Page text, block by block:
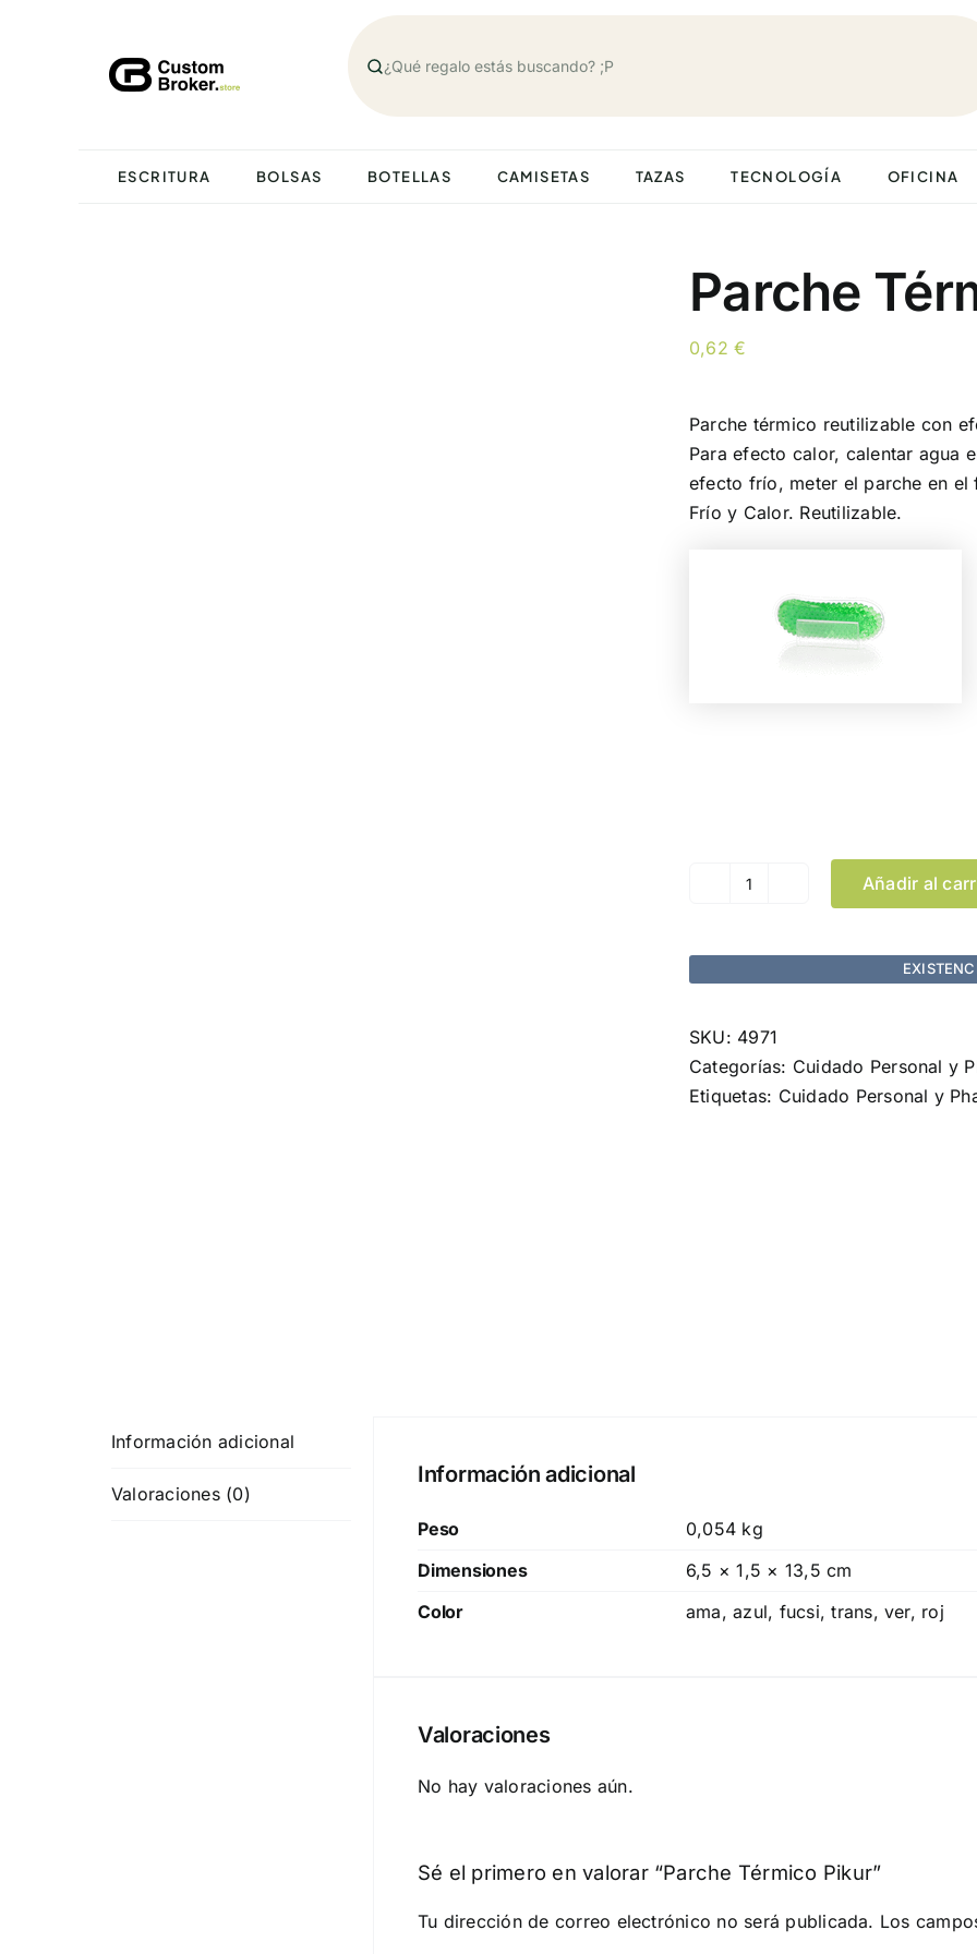
ESCRITURA BOLSAS BOTELLAS CAMISETAS TAZAS TECNOLOGÍA OFICINA
Parche
0,62€
Parche térmico reutilizable con
Para efecto calor, calentar agua
efecto frío, meter el parche en
Frío y Calor. Reutilizable.
Parche
Pikur
cantidad
Añadir al
SKU: 4971
Categorías: Cuidado Personal y
Etiquetas: Cuidado Personal y
Información adicional
Valoraciones (0)
Información adicional
Peso
0,054 kg
Dimensiones
6,5 × 1,5 × 13,5 cm
Color
ama, azul, fucsi, trans, ver, roj
Valoraciones
No hay valoraciones aún.
Sé el primero en valorar “Parche Térmico Pikur”
Tu dirección de correo electrónico no será publicada. Los